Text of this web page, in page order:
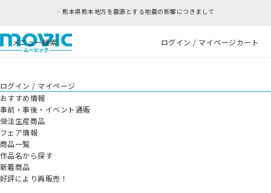
熊本県熊本地方を震源とする地震の影響につきまして
メニュー検索 ログイン / マイページカート
ログイン / マイページ
おすすめ情報
事前・事後・イベント通販
受注生産商品
フェア情報
商品一覧
作品名から探す
新着商品
好評により再販売！